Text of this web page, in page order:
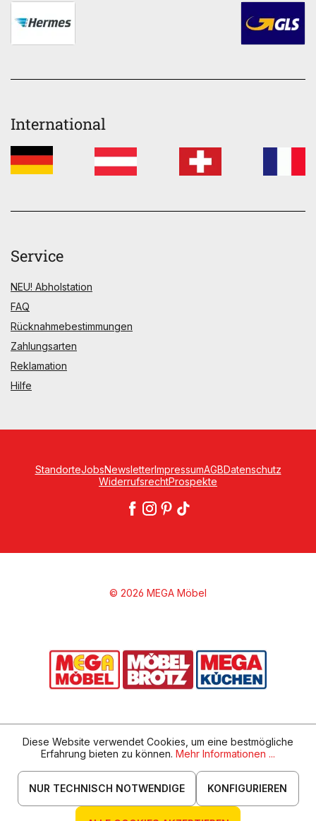
International
Service
NEU! Abholstation
FAQ
Rücknahmebestimmungen
Zahlungsarten
Reklamation
Hilfe
StandorteJobsNewsletterImpressumAGBDatenschutz
WiderrufsrechtProspekte
© 2026 MEGA Möbel
Diese Website verwendet Cookies, um eine bestmögliche
Erfahrung bieten zu können. Mehr Informationen ...
NUR TECHNISCH NOTWENDIGE KONFIGURIEREN